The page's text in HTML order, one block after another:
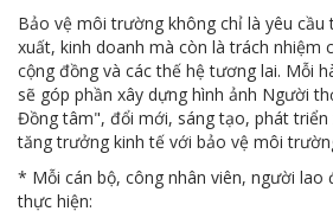
COMINLUB - TỰ HÀO CHẶNG
TKV đẩy mạnh lộ trình tái cơ
MTS - GIỚI THIỆU SẢN PHẨM
Bảo vệ môi trường không chỉ là yêu cầu
xuất, kinh doanh mà còn là trách nhiệm
cộng đồng và các thế hệ tương lai. Mỗi
sẽ góp phần xây dựng hình ảnh Người
Đồng tâm", đổi mới, sáng tạo, phát triển
tăng trưởng kinh tế với bảo vệ môi
* Mỗi cán bộ, công nhân viên, người lao
thực hiện: